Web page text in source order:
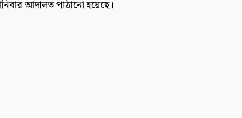
আদালত পাঠানো হয়েছে।